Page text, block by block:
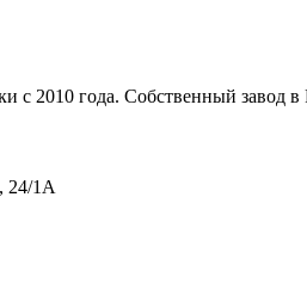
с 2010 года. Собственный завод
24/1А